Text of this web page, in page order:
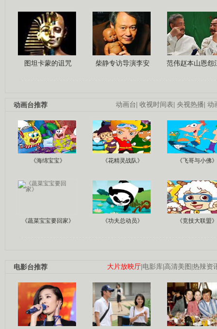
图坦卡蒙的诅咒 柴静专访导演李安 范伟赵本山恩怨
动画台| 收视时间表| 央视热播| 动
动画台推荐
《海绵宝宝》 《花精灵战队》 《飞哥与小佛》
《蔬菜宝宝要回家》 《功夫总动员》 《竞技大联盟》
大片放映厅|电影库|高清美图 |热辣资
电影台推荐